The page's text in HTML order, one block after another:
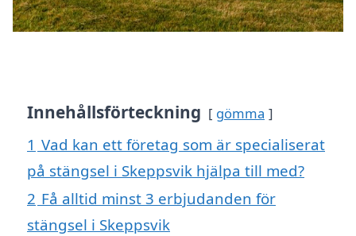
Innehållsförteckning gömma
1 Vad kan ett företag som är specialiserat
på stängsel i Skeppsvik hjälpa till med?
2 Få alltid minst 3 erbjudanden för
stängsel i Skeppsvik